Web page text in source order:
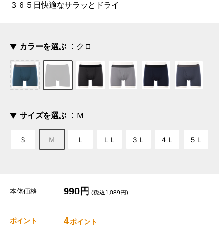
３６５日快適なサラッとドライ
カラーを選ぶ クロ
サイズを選ぶ Ｍ
Ｓ Ｍ Ｌ ＬＬ ３Ｌ ４Ｌ ５Ｌ
本体価格 990円 (税込1,089円)
ポイント 4ポイント